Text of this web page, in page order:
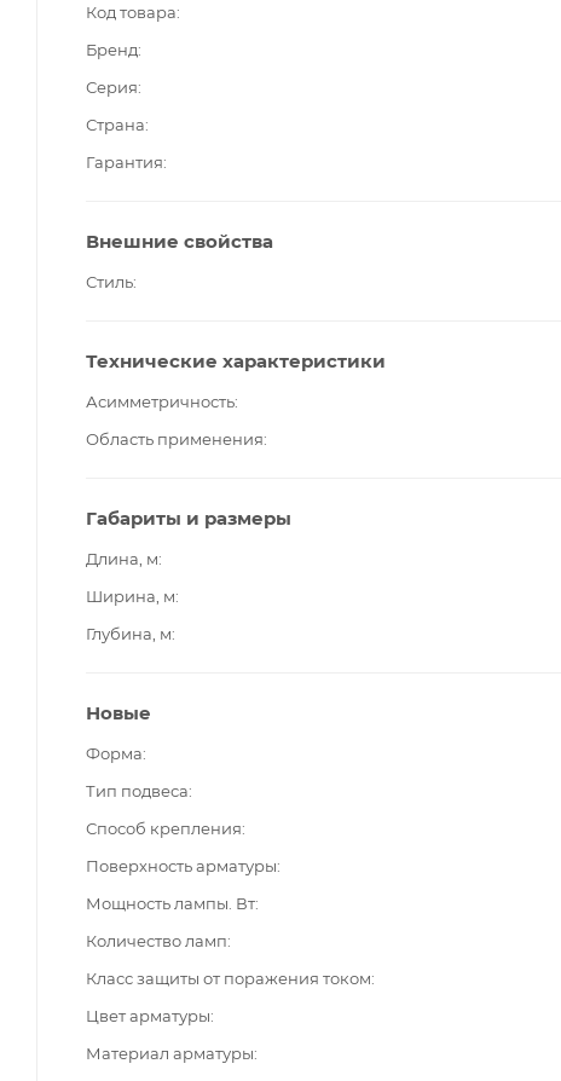
Код товара
Бренд
Серия
Страна
Гарантия
Внешние свойства
Стиль
Технические характеристики
Асимметричность
Область применения
Габариты и размеры
Длина, м
Ширина, м
Глубина, м
Новые
Форма
Тип подвеса
Способ крепления
Поверхность арматуры
Мощность лампы. Вт
Количество ламп
Класс защиты от поражения током
Цвет арматуры
Материал арматуры